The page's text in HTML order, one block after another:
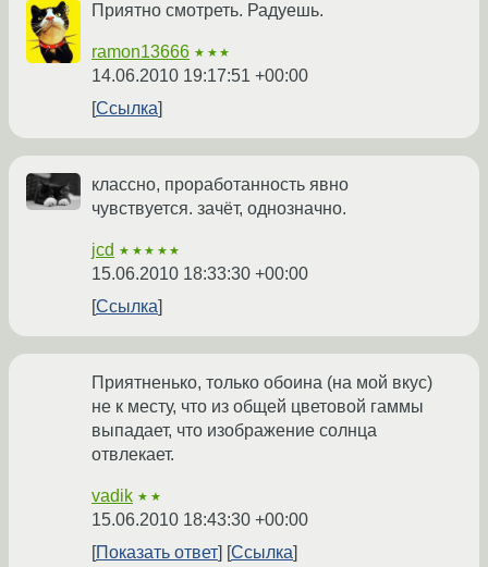
Приятно смотреть. Радуешь.
ramon13666 ★★★
14.06.2010 19:17:51 +00:00
Ссылка
классно, проработанность явно
чувствуется. зачёт, однозначно.
jcd ★★★★★
15.06.2010 18:33:30 +00:00
Ссылка
Приятненько, только обоина (на мой вкус)
не к месту, что из общей цветовой гаммы
выпадает, что изображение солнца
отвлекает.
vadik ★★
15.06.2010 18:43:30 +00:00
Показать ответ
Ссылка